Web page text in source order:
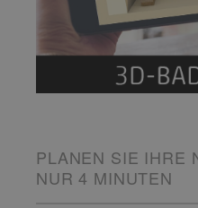
PLANEN SIE IHRE
NUR 4 MINUTEN